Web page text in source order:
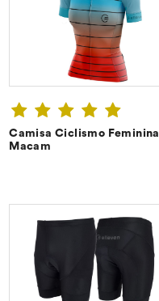
Camisa Ciclismo Feminina
Macam